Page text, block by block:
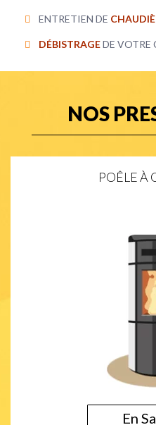
ENTRETIEN DE
DÉBISTRAGEDE VOTRE
NOS
POÊLE À
En